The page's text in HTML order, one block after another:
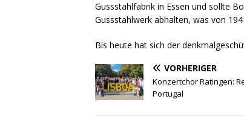
Gussstahlfabrik in Essen und sollte
Gussstahlwerk abhalten, was von
Bis heute hat sich der
VORHERIGER
Konzertchor Ratingen:
Portugal